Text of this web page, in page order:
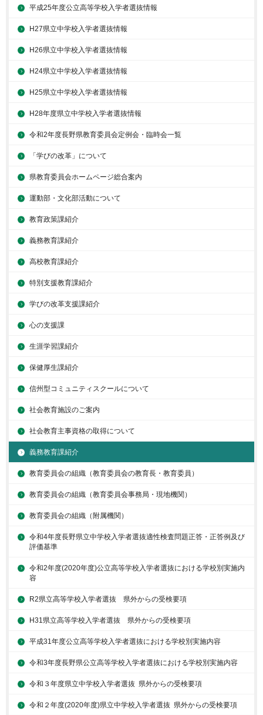
平成25年度公立高等学校入学者選抜情報
H27県立中学校入学者選抜情報
H26県立中学校入学者選抜情報
H24県立中学校入学者選抜情報
H25県立中学校入学者選抜情報
H28年度県立中学校入学者選抜情報
令和2年度長野県教育委員会定例会・臨時会一覧
「学びの改革」について
県教育委員会ホームページ総合案内
運動部・文化部活動について
教育政策課紹介
義務教育課紹介
高校教育課紹介
特別支援教育課紹介
学びの改革支援課紹介
心の支援課
生涯学習課紹介
保健厚生課紹介
信州型コミュニティスクールについて
社会教育施設のご案内
社会教育主事資格の取得について
義務教育課紹介
教育委員会の組織（教育委員会の教育長・教育委員）
教育委員会の組織（教育委員会事務局・現地機関）
教育委員会の組織（附属機関）
令和4年度長野県立中学校入学者選抜適性検査問題正答・正答例及び
評価基準
令和2年度(2020年度)公立高等学校入学者選抜における学校別実施内
容
R2県立高等学校入学者選抜 県外からの受検要項
H31県立高等学校入学者選抜 県外からの受検要項
平成31年度公立高等学校入学者選抜における学校別実施内容
令和3年度長野県公立高等学校入学者選抜における学校別実施内容
令和３年度県立中学校入学者選抜 県外からの受検要項
令和２年度(2020年度)県立中学校入学者選抜 県外からの受検要項